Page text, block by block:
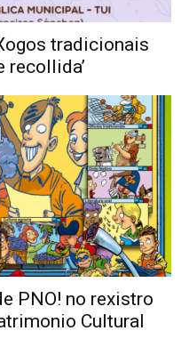
tradicionais
recollida’
PNO! no rexistro
Cultural